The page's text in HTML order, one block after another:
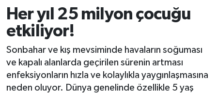
Her yıl 25 milyon çocuğu
etkiliyor!
Sonbahar ve kış mevsiminde havaların soğuması
ve kapalı alanlarda geçirilen sürenin artması
enfeksiyonların hızla ve kolaylıkla yaygınlaşmasına
neden oluyor. Dünya genelinde özellikle 5 yaş
Süper Lig Puan Durumu ve Fikstür
Tüm Manşetler
Son Dakika Haberleri
Haber Arşivi